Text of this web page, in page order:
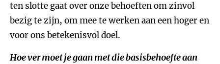
ten slotte gaat over onze behoeften om zinvol
bezig te zijn, om mee te werken aan een hoger en
voor ons betekenisvol doel.
Hoe ver moet je gaan met die basisbehoefte aan